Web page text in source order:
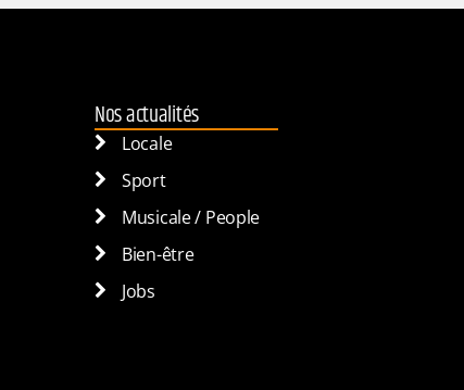
Nos actualités
Locale
Sport
Musicale / People
Bien-être
Jobs